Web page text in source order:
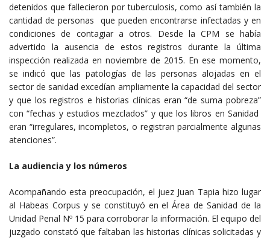
detenidos que fallecieron por tuberculosis, como así también la
cantidad de personas que pueden encontrarse infectadas y en
condiciones de contagiar a otros. Desde la CPM se había
advertido la ausencia de estos registros durante la última
inspección realizada en noviembre de 2015. En ese momento,
se indicó que las patologías de las personas alojadas en el
sector de sanidad excedían ampliamente la capacidad del sector
y que los registros e historias clínicas eran “de suma pobreza”
con “fechas y estudios mezclados” y que los libros en Sanidad
eran “irregulares, incompletos, o registran parcialmente algunas
atenciones”.
La audiencia y los números
Acompañando esta preocupación, el juez Juan Tapia hizo lugar
al Habeas Corpus y se constituyó en el Área de Sanidad de la
Unidad Penal Nº 15 para corroborar la información. El equipo del
juzgado constató que faltaban las historias clínicas solicitadas y